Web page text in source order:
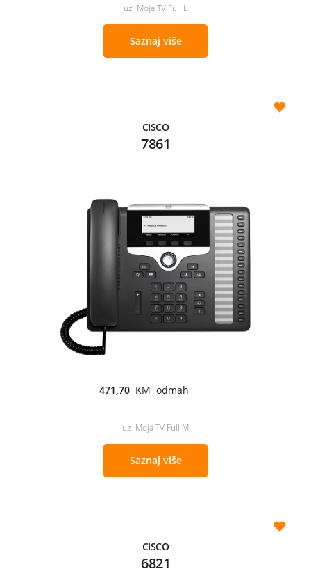
uz Moja TV Full L
Saznaj više
CISCO
7861
471,70 KM odmah
uz Moja TV Full M
Saznaj više
CISCO
6821